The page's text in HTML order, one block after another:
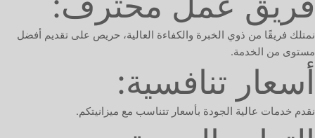
نمتلك فريقًا من ذوي الخبرة والكفاءة العالية، حريص على تقديم أفضل
مستوى من الخدمة.
أسعار تنافسية:
نقدم خدمات عالية الجودة بأسعار تتناسب مع ميزانيتكم.